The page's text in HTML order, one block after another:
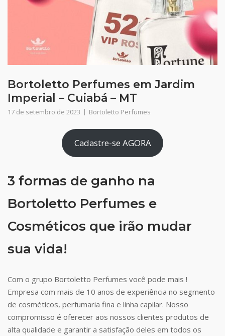
Bortoletto Perfumes em Jardim
Imperial – Cuiabá – MT
17 de setembro de 2023 Bortoletto Perfumes
Cadastre-se AGORA
3 formas de ganho na
Bortoletto Perfumes e
Cosméticos que irão mudar
sua vida!
Com o grupo Bortoletto Perfumes você pode mais !
Empresa com mais de 10 anos de experiência no segmento
de cosméticos, perfumaria fina e linha capilar. Nosso
compromisso é oferecer aos nossos clientes produtos de
alta qualidade e garantir a satisfação deles em todos os